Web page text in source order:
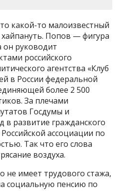
какой-то малоизвестный
Попов — фигура
он руководит
российского
агентства «Клуб
в России федеральной
более 2 500
За плечами
Госдумы и
в развитие гражданского
ассоциации по
Так что его слова
воздуха.
не имеет трудового стажа,
социальную пенсию по